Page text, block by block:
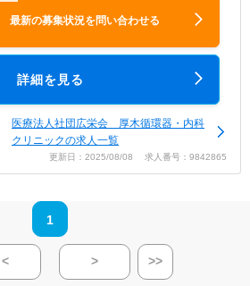
最新の募集状況を問い合わせる
詳細を見る
医療法人社団広栄会 厚木循環器・内科
クリニックの求人一覧
更新日：2025/08/08 求人番号：9842865
1
< > >>